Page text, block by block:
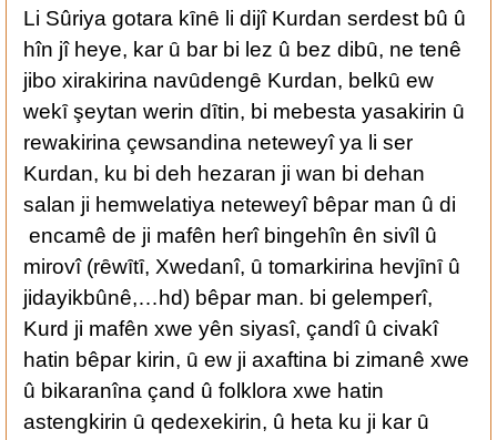
Li Sûriya gotara kȋnȇ li dijî Kurdan serdest bû û
hîn jî heye, kar ȗ bar bi lez û bez dibȗ, ne tenê
jibo xirakirina navȗdengȇ Kurdan, belkȗ ew
wekȋ şeytan werin dȋtin, bi mebesta yasakirin ȗ
rewakirina çewsandina neteweyî ya li ser
Kurdan, ku bi deh hezaran ji wan bi dehan
salan ji hemwelatiya neteweyî bêpar man û di
encamê de ji mafên herî bingehîn ên sivîl û
mirovî (rȇwȋtȋ, Xwedanî, ȗ tomarkirina hevjȋnȋ û
jidayikbûnê,…hd) bêpar man. bi gelemperî,
Kurd ji mafên xwe yên siyasî, çandî û civakî
hatin bêpar kirin, ȗ ew ji axaftina bi zimanê xwe
û bikaranîna çand û folklora xwe hatin
astengkirin ȗ qedexekirin, û heta ku ji kar ȗ